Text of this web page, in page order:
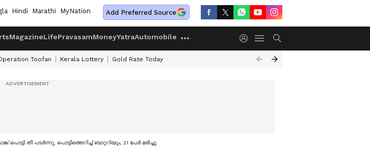
Hindi Marathi MyNation Add Preferred Source
MagazineLifePravasamMoneyYatraAutomobile
Toofan Kerala Lottery Gold Rate Today
തീ പടർന്നു, പൊട്ടിത്തെറിച്ച് ബാറ്ററിയും, 21 പേർ മരിച്ചു